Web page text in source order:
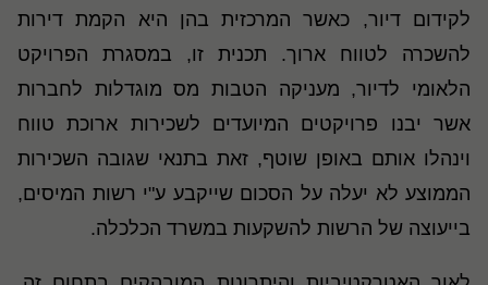
לקידום דיור, כאשר המרכזית בהן היא הקמת דירות
להשכרה לטווח ארוך. תכנית זו, במסגרת הפרויקט
הלאומי לדיור, מעניקה הטבות מס מוגדלות לחברות
אשר יבנו פרויקטים המיועדים לשכירות ארוכת טווח
וינהלו אותם באופן שוטף, זאת בתנאי שגובה השכירות
הממוצע לא יעלה על הסכום שייקבע ע"י רשות המיסים,
בייעוצה של הרשות להשקעות במשרד הכלכלה.